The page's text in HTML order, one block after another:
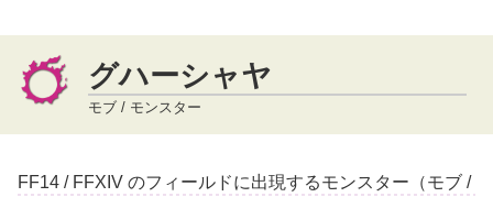
グハーシャヤ
モブ / モンスター
FF14 / FFXIV のフィールドに出現するモンスター（モブ /